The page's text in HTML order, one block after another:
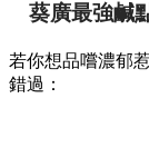
葵廣最強鹹
若你想品嚐濃郁
錯過：